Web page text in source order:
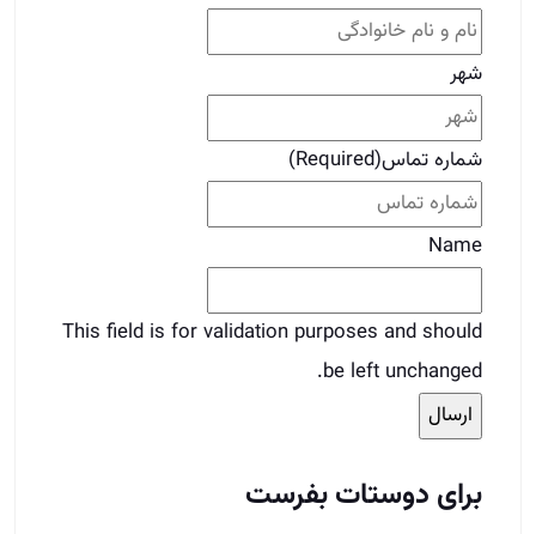
شهر
شماره تماس(Required)
Name
This field is for validation purposes and should
be left unchanged.
برای دوستات بفرست